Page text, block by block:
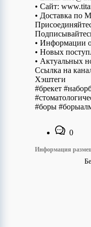
• Сайт:
• Доставка по
• Информации
• Новых
• Актуальных
Ссылка на
Хэштеги
#брекет
#боры
0
Информация